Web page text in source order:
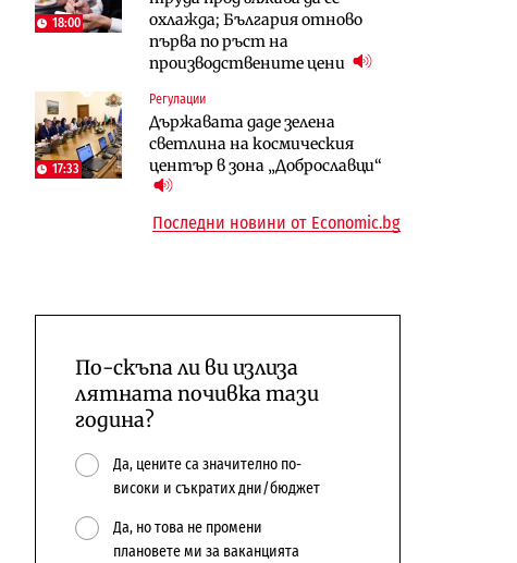
18:00
охлажда; България отново
първа по ръст на
производствените цени
17:33
Регулации
Държавата даде зелена
светлина на космическия
център в зона „Доброславци“
бюджетите си
To:know
цените в лева: Какво
предстои?
Компании
технологичните компании и
системните интегратори
Последни новини от Economic.bg
По-скъпа ли ви излиза
лятната почивка тази
година?
Да, цените са значително по-
високи и съкратих дни/бюджет
Да, но това не промени
плановете ми за ваканцията